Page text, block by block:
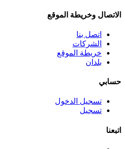
الاتصال وخريطة الموقع
اتصل بنا
الشركات
خريطة الموقع
بلدان
حسابي
تسجيل الدخول
تسجيل
اتبعنا